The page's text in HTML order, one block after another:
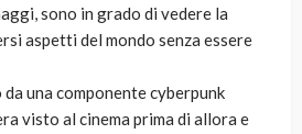
sono in grado di vedere la
aspetti del mondo senza essere
una componente cyberpunk
visto al cinema prima di allora e